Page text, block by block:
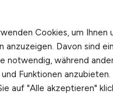
an uns
Cookies, um
anzuzeigen. Davon sind
notwendig, während
Funktionen
auf "Alle akzeptieren"